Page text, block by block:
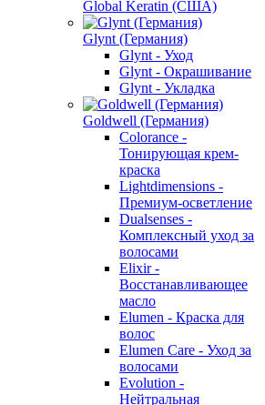
Global Keratin (США)
Glynt (Германия)
Glynt - Уход
Glynt - Окрашивание
Glynt - Укладка
Goldwell (Германия)
Colorance -
Тонирующая крем-
краска
Lightdimensions -
Премиум-осветление
Dualsenses -
Комплексный уход за
волосами
Elixir -
Восстанавливающее
масло
Elumen - Краска для
волос
Elumen Care - Уход за
волосами
Evolution -
Нейтральная